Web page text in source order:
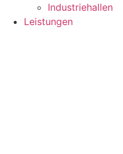
Industriehallen
Leistungen